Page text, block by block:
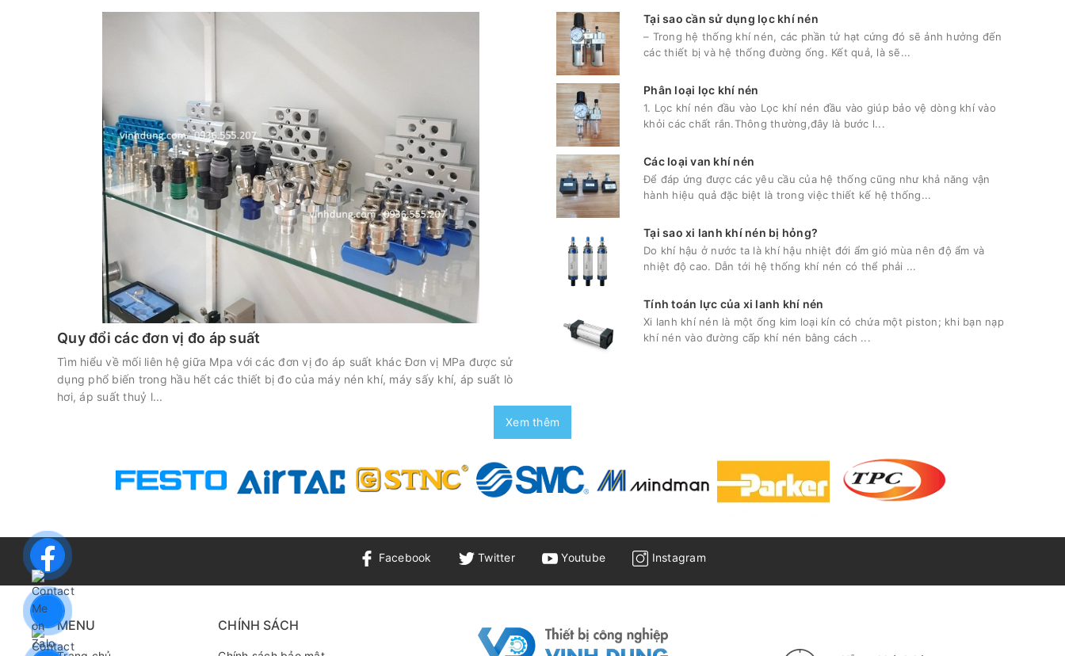
Quy đổi các đơn vị đo áp suất
Tìm hiểu về mối liên hệ giữa Mpa với các đơn vị đo áp suất khác Đơn vị MPa được sử
dụng phổ biến trong hầu hết các thiết bị đo của máy nén khí, máy sấy khí, áp suất lò
hơi, áp suất thuỷ l...
Tại sao cần sử dụng lọc khí nén
– Trong hệ thống khí nén, các phần tử hạt cứng đó sẽ ảnh hưởng đến
các thiết bị và hệ thống đường ống. Kết quả, là sẽ...
Phân loại lọc khí nén
1. Lọc khí nén đầu vào Lọc khí nén đầu vào giúp bảo vệ dòng khí vào
khỏi các chất rắn.Thông thường,đây là bước l...
Các loại van khí nén
Để đáp ứng được các yêu cầu của hệ thống cũng như khả năng vận
hành hiệu quả đặc biệt là trong việc thiết kế hệ thống...
Tại sao xi lanh khí nén bị hỏng?
Do khí hậu ở nước ta là khí hậu nhiệt đới ẩm gió mùa nên độ ẩm và
nhiệt độ cao. Dẫn tới hệ thống khí nén có thể phải ...
Tính toán lực của xi lanh khí nén
Xi lanh khí nén là một ống kim loại kín có chứa một piston; khi bạn nạp
khí nén vào đường cấp khí nén bằng cách ...
Xem thêm
Facebook Twitter Youtube Instagram
MENU CHÍNH SÁCH